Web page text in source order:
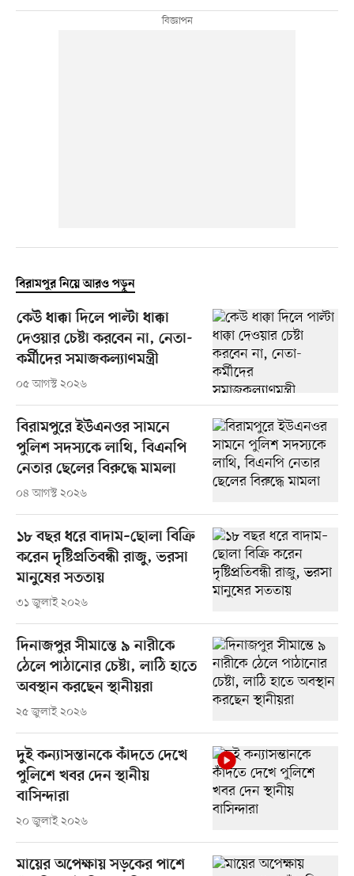
বিরামপুর নিয়ে আরও পড়ুন
কেউ ধাক্কা দিলে পাল্টা ধাক্কা
দেওয়ার চেষ্টা করবেন না, নেতা-
কর্মীদের সমাজকল্যাণমন্ত্রী
০৫ আগস্ট ২০২৬
বিরামপুরে ইউএনওর সামনে
পুলিশ সদস্যকে লাথি, বিএনপি
নেতার ছেলের বিরুদ্ধে মামলা
০৪ আগস্ট ২০২৬
১৮ বছর ধরে বাদাম–ছোলা বিক্রি
করেন দৃষ্টিপ্রতিবন্ধী রাজু, ভরসা
মানুষের সততায়
৩১ জুলাই ২০২৬
দিনাজপুর সীমান্তে ৯ নারীকে
ঠেলে পাঠানোর চেষ্টা, লাঠি হাতে
অবস্থান করছেন স্থানীয়রা
২৫ জুলাই ২০২৬
দুই কন্যাসন্তানকে কাঁদতে দেখে
পুলিশে খবর দেন স্থানীয়
বাসিন্দারা
২০ জুলাই ২০২৬
মায়ের অপেক্ষায় সড়কের পাশে